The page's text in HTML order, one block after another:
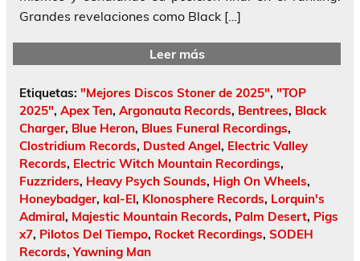
Grandes revelaciones como Black […]
Leer más
Etiquetas: "Mejores Discos Stoner de 2025", "TOP
2025", Apex Ten, Argonauta Records, Bentrees, Black
Charger, Blue Heron, Blues Funeral Recordings,
Clostridium Records, Dusted Angel, Electric Valley
Records, Electric Witch Mountain Recordings,
Fuzzriders, Heavy Psych Sounds, High On Wheels,
Honeybadger, kal-El, Klonosphere Records, Lorquin's
Admiral, Majestic Mountain Records, Palm Desert, Pigs
x7, Pilotos Del Tiempo, Rocket Recordings, SODEH
Records,Yawning Man